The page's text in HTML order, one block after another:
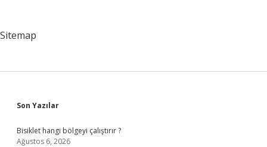
Sitemap
Sidebar
Son Yazılar
Bisiklet hangi bölgeyi çalıştırır ?
Ağustos 6, 2026